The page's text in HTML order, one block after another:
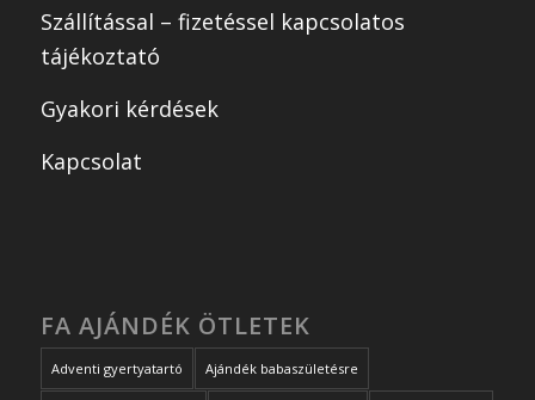
Szállítással – fizetéssel kapcsolatos
tájékoztató
Gyakori kérdések
Kapcsolat
FA AJÁNDÉK ÖTLETEK
Adventi gyertyatartó Ajándék babaszületésre